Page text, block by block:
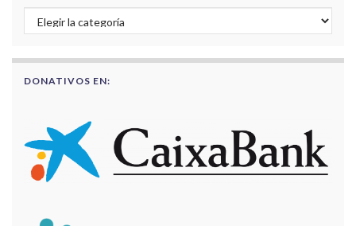
Buscar por categorías
DONATIVOS EN: